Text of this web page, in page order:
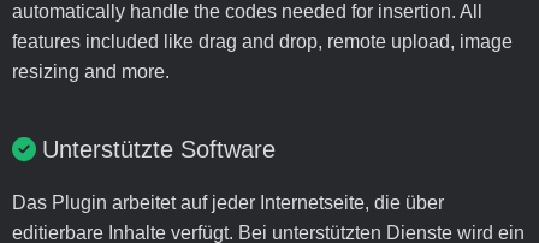
automatically handle the codes needed for insertion. All
features included like drag and drop, remote upload, image
resizing and more.
Unterstützte Software
Das Plugin arbeitet auf jeder Internetseite, die über
editierbare Inhalte verfügt. Bei unterstützten Dienste wird ein